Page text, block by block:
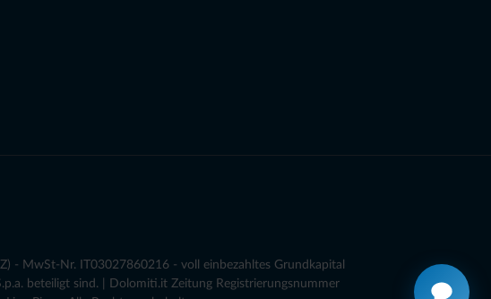
- MwSt-Nr. IT03027860216 - voll einbezahltes Grundkapital
beteiligt sind. | Dolomiti.it Zeitung Registrierungsnummer